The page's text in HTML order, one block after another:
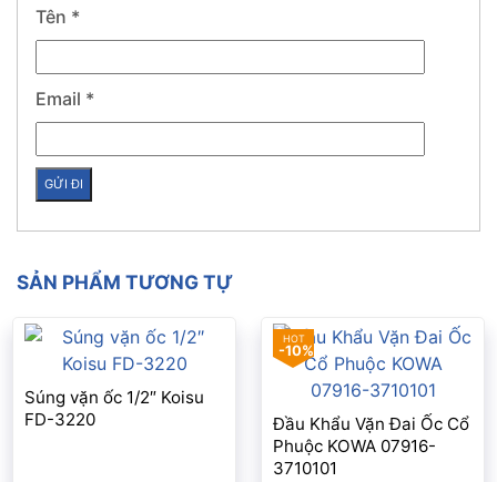
Tên *
Email *
SẢN PHẨM TƯƠNG TỰ
Súng vặn ốc 1/2″ Koisu
FD-3220
-10%
Đầu Khẩu Vặn Đai Ốc Cổ
Phuộc KOWA 07916-
3710101